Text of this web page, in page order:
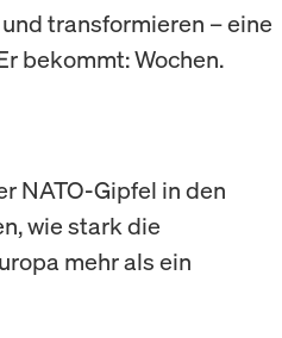
transformieren – eine
bekommt: Wochen.
NATO-Gipfel in den
wie stark die
mehr als ein